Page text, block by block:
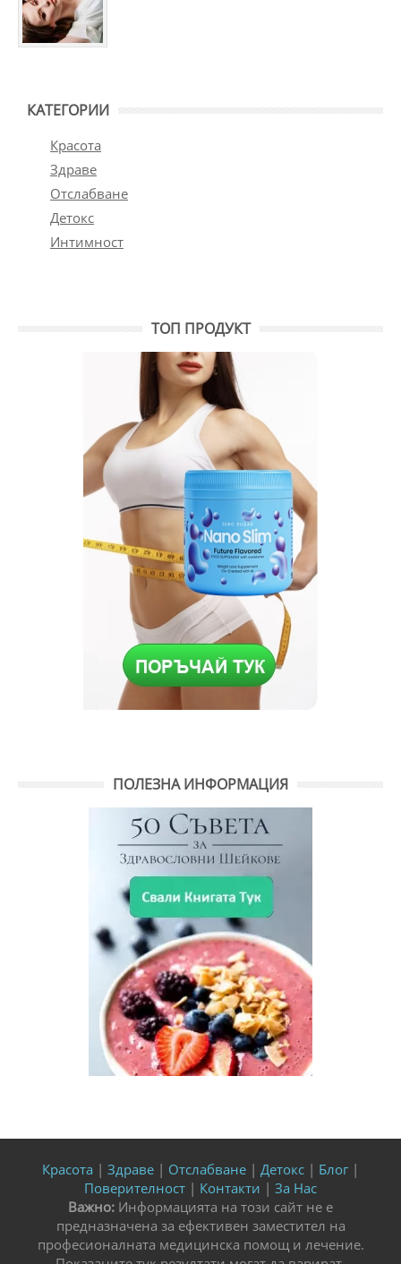
КАТЕГОРИИ
Красота
Здраве
Отслабване
Детокс
Интимност
ТОП ПРОДУКТ
ПОЛЕЗНА ИНФОРМАЦИЯ
Красота | Здраве | Отслабване | Детокс | Блог |
Поверителност | Контакти | За Нас
Важно: Информацията на този сайт не е
предназначена за ефективен заместител на
професионалната медицинска помощ и лечение.